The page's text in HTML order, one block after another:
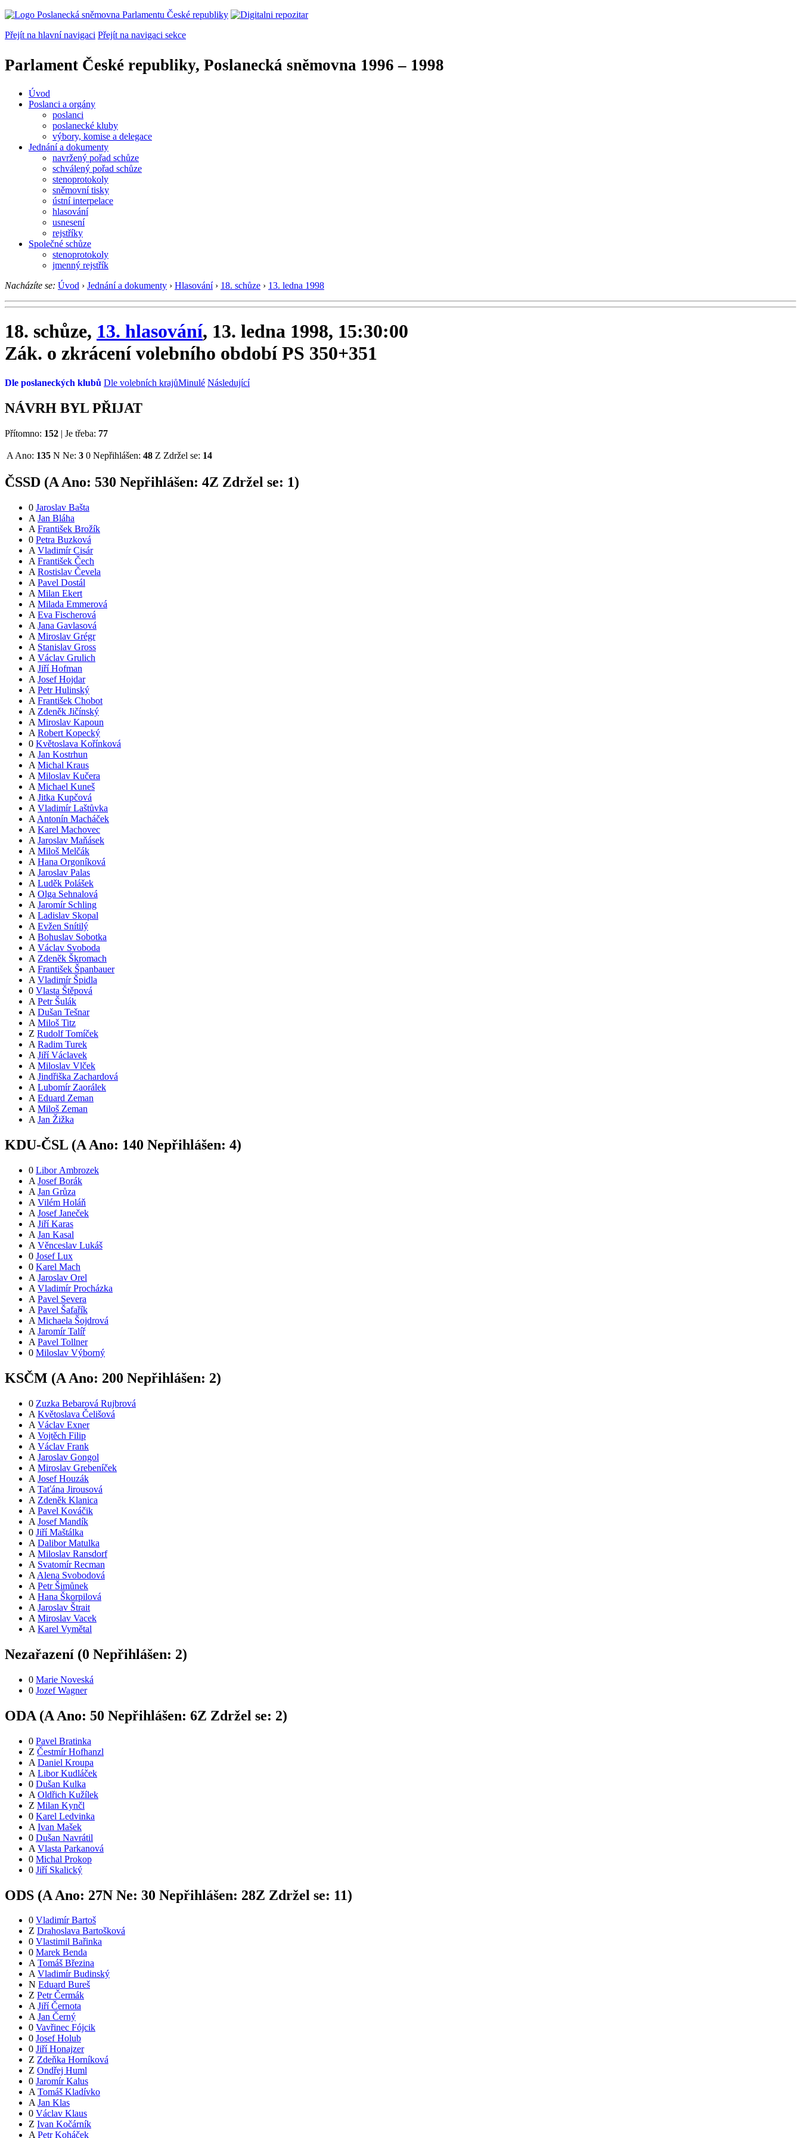
Přejít na hlavní navigaci Přejít na navigaci sekce
Parlament České republiky, Poslanecká sněmovna 1996 – 1998
Úvod
Poslanci a orgány
poslanci
poslanecké kluby
výbory, komise a delegace
Jednání a dokumenty
navržený pořad schůze
schválený pořad schůze
stenoprotokoly
sněmovní tisky
ústní interpelace
hlasování
usnesení
rejstříky
Společné schůze
stenoprotokoly
jmenný rejstřík
Nacházíte se: Úvod › Jednání a dokumenty › Hlasování › 18. schůze › 13. ledna 1998
18. schůze, 13. hlasování, 13. ledna 1998, 15:30:00
Zák. o zkrácení volebního období PS 350+351
Dle poslaneckých klubů Dle volebních krajůMinulé Následující
NÁVRH BYL PŘIJAT
Přítomno: 152 | Je třeba: 77
A Ano: 135 N Ne: 3 0 Nepřihlášen: 48 Z Zdržel se: 14
ČSSD (AAno: 530 Nepřihlášen: 4Z Zdržel se: 1)
0 Jaroslav Bašta
A Jan Bláha
A František Brožík
0 Petra Buzková
A Vladimír Cisár
A František Čech
A Rostislav Čevela
A Pavel Dostál
A Milan Ekert
A Milada Emmerová
A Eva Fischerová
A Jana Gavlasová
A Miroslav Grégr
A Stanislav Gross
A Václav Grulich
A Jiří Hofman
A Josef Hojdar
A Petr Hulinský
A František Chobot
A Zdeněk Jičínský
A Miroslav Kapoun
A Robert Kopecký
0 Květoslava Kořínková
A Jan Kostrhun
A Michal Kraus
A Miloslav Kučera
A Michael Kuneš
A Jitka Kupčová
A Vladimír Laštůvka
A Antonín Macháček
A Karel Machovec
A Jaroslav Maňásek
A Miloš Melčák
A Hana Orgoníková
A Jaroslav Palas
A Luděk Polášek
A Olga Sehnalová
A Jaromír Schling
A Ladislav Skopal
A Evžen Snítilý
A Bohuslav Sobotka
A Václav Svoboda
A Zdeněk Škromach
A František Španbauer
A Vladimír Špidla
0 Vlasta Štěpová
A Petr Šulák
A Dušan Tešnar
A Miloš Titz
Z Rudolf Tomíček
A Radim Turek
A Jiří Václavek
A Miloslav Vlček
A Jindřiška Zachardová
A Lubomír Zaorálek
A Eduard Zeman
A Miloš Zeman
A Jan Žižka
KDU-ČSL (AAno: 140 Nepřihlášen: 4)
0 Libor Ambrozek
A Josef Borák
A Jan Grůza
A Vilém Holáň
A Josef Janeček
A Jiří Karas
A Jan Kasal
A Věnceslav Lukáš
0 Josef Lux
0 Karel Mach
A Jaroslav Orel
A Vladimír Procházka
A Pavel Severa
A Pavel Šafařík
A Michaela Šojdrová
A Jaromír Talíř
A Pavel Tollner
0 Miloslav Výborný
KSČM (A Ano: 200 Nepřihlášen: 2)
0 Zuzka Bebarová Rujbrová
A Květoslava Čelišová
A Václav Exner
A Vojtěch Filip
A Václav Frank
A Jaroslav Gongol
A Miroslav Grebeníček
A Josef Houzák
A Taťána Jirousová
A Zdeněk Klanica
A Pavel Kováčik
A Josef Mandík
0 Jiří Maštálka
A Dalibor Matulka
A Miloslav Ransdorf
A Svatomír Recman
A Alena Svobodová
A Petr Šimůnek
A Hana Škorpilová
A Jaroslav Štrait
A Miroslav Vacek
A Karel Vymětal
Nezařazení (0 Nepřihlášen: 2)
0 Marie Noveská
0 Jozef Wagner
ODA (A Ano: 50 Nepřihlášen: 6Z Zdržel se: 2)
0 Pavel Bratinka
Z Čestmír Hofhanzl
A Daniel Kroupa
A Libor Kudláček
0 Dušan Kulka
A Oldřich Kužílek
Z Milan Kynčl
0 Karel Ledvinka
A Ivan Mašek
0 Dušan Navrátil
A Vlasta Parkanová
0 Michal Prokop
0 Jiří Skalický
ODS (A Ano: 27N Ne: 30 Nepřihlášen: 28Z Zdržel se: 11)
0 Vladimír Bartoš
Z Drahoslava Bartošková
0 Vlastimil Bařinka
0 Marek Benda
A Tomáš Březina
A Vladimír Budinský
N Eduard Bureš
Z Petr Čermák
A Jiří Černota
A Jan Černý
0 Vavřinec Fójcik
0 Josef Holub
0 Jiří Honajzer
Z Zdeňka Horníková
Z Ondřej Huml
0 Jaromír Kalus
A Tomáš Kladívko
A Jan Klas
0 Václav Klaus
Z Ivan Kočárník
A Petr Koháček